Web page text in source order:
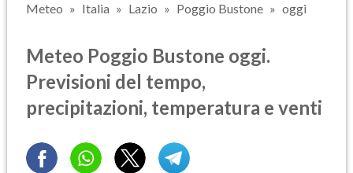
Meteo Italia Lazio Poggio Bustone oggi
Meteo Poggio Bustone oggi.
Previsioni del tempo,
precipitazioni, temperatura e venti